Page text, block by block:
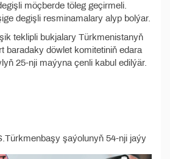
möçberde töleg geçirmeli.
degişli resminamalary alyp bolýar.
teklipli bukjalary Türkmenistanyň
baradaky döwlet komitetiniň edara
25-nji maýyna çenli kabul edilýär.
şaýolunyň 54-nji jaýy